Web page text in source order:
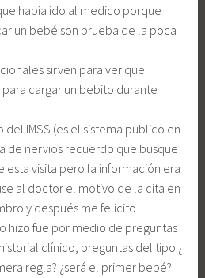
había ido al medico porque
un bebé son prueba de la poca
sirven para ver que
cargar un bebito durante
IMSS (es el sistema publico en
de nervios recuerdo que busque
esta visita pero la información era
al doctor el motivo de la cita en
y después me felicito.
hizo fue por medio de preguntas
clínico, preguntas del tipo ¿
regla? ¿será el primer bebé?